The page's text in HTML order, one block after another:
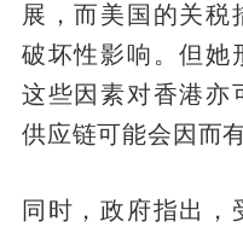
展，而美国的关税
破坏性影响。但她
这些因素对香港亦
供应链可能会因而
同时，政府指出，